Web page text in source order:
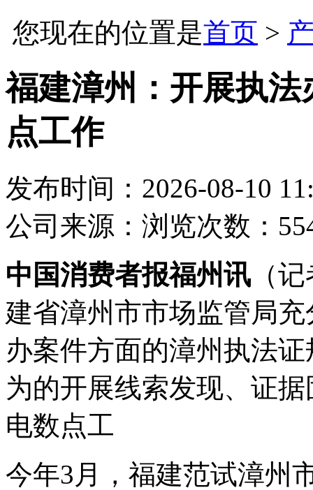
您现在的位置是首页 >
福建漳州：开展执
点工作
发布时间：2026-08-10
公司 来源： 浏览次数：
中国消费者报福州讯 （
建省漳州市市场监管局
办案件方面的漳州执法
为的开展线索发现、证
电数点工
今年3月，福建范试漳州